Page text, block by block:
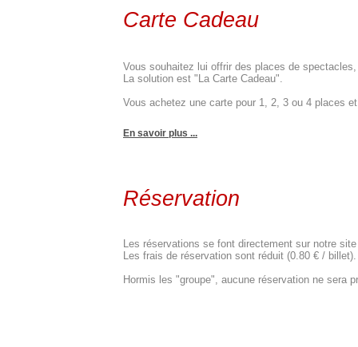
Vous souhaitez lui offrir des places de
La solution est "La Carte Cadeau".
Vous achetez une carte pour 1, 2, 3 ou 4 places
Carte Cadeau
En savoir plus ...
Réservation
Les réservations se font directement sur notre
Les frais de réservation sont réduit (0.80 € / billet).
Hormis les "groupe", aucune réservation ne sera